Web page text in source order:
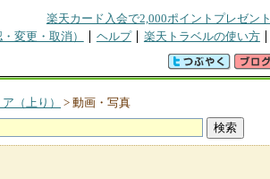
楽天カード入会で2,000ポイントプレゼント
変更・取消） ヘルプ 楽天トラベルの使い方
（上り） > 動画・写真